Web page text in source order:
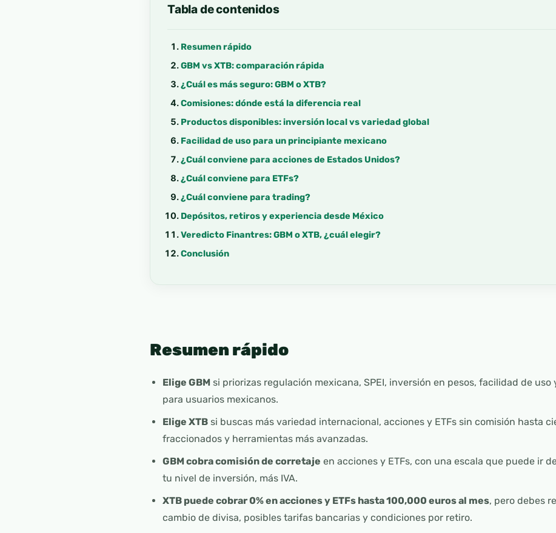
Tabla de contenidos
Resumen rápido
GBM vs XTB: comparación rápida
¿Cuál es más seguro: GBM o XTB?
Comisiones: dónde está la diferencia real
Productos disponibles: inversión local vs variedad global
Facilidad de uso para un principiante mexicano
¿Cuál conviene para acciones de Estados Unidos?
¿Cuál conviene para ETFs?
¿Cuál conviene para trading?
Depósitos, retiros y experiencia desde México
Veredicto Finantres: GBM o XTB, ¿cuál elegir?
Conclusión
Resumen rápido
Elige GBM si priorizas regulación mexicana, SPEI, inversión en pesos, facilidad de uso
para usuarios mexicanos.
Elige XTBsi buscas más variedad internacional, acciones y ETFs sin comisión hasta
fraccionados y herramientas más avanzadas.
GBM cobra comisión de corretaje en acciones y ETFs, con una escala que puede ir
tu nivel de inversión, más IVA.
XTB puede cobrar 0% en acciones y ETFs hasta 100,000 euros al mes, pero debes
cambio de divisa, posibles tarifas bancarias y condiciones por retiro.